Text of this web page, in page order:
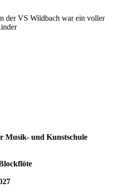
der VS Wildbach war ein voller
Musik- und Kunstschule